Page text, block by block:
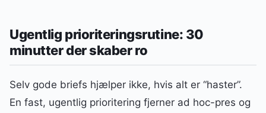
Ugentlig prioriteringsrutine: 30
minutter der skaber ro
Selv gode briefs hjælper ikke, hvis alt er “haster”.
En fast, ugentlig prioritering fjerner ad hoc-pres og